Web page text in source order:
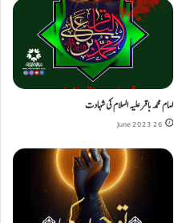
امام محمد باقر علیہ السلام کی شہادت
26 June 2023